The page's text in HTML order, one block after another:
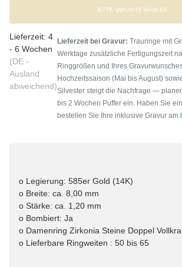
BITTE VARIANTE WÄHLEN
Lieferzeit: 4
- 6 Wochen
(DE -
Ausland
abweichend)
Lieferzeit bei Gravur: Trauringe mit
Werktage zusätzliche Fertigungszeit
Ringgrößen und Ihres
Hochzeitssaison (Mai bis August)
Silvester steigt die Nachfrage —
bis 2 Wochen Puffer ein. Haben Sie
bestellen Sie Ihre inklusive Gravur am
o Legierung: 585er Gold (14K)
o Breite: ca. 8,00 mm
o Stärke: ca. 1,20 mm
o Bombiert: Ja
o Damenring Zirkonia Steine Doppel
o Lieferbare Ringweiten : 50 bis 65